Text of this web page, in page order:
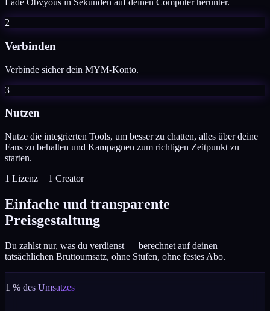
Lade Obvyous in Sekunden auf deinen Computer herunter.
2
Verbinden
Verbinde sicher dein MYM-Konto.
3
Nutzen
Nutze die integrierten Tools, um besser zu chatten, alles über deine
Fans zu behalten und Kampagnen zum richtigen Zeitpunkt zu
starten.
1 Lizenz = 1 Creator
Einfache und transparente
Preisgestaltung
Du zahlst nur, was du verdienst — berechnet auf deinen
tatsächlichen Bruttoumsatz, ohne Stufen, ohne festes Abo.
1 % des Umsatzes